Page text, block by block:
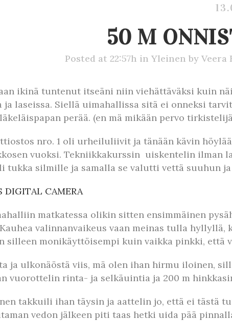
50 M
Posted at 22:57h in Yleinen by Veera
ikinä tuntenut itseäni niin viehättäväksi kuin
ja laseissa. Siellä uimahallissa sitä ei onneksi
perää. (en mä mikään pervo
nro. 1 oli urheiluliivit ja tänään kävin
vuoksi. Tekniikkakurssin uiskentelin ilman
tukka silmille ja samalla se valutti vettä suuhun
matkatessa olikin sitten ensimmäinen
valinnanvaikeus vaan meinas tulla
silleen monikäyttöisempi kuin vaikka pinkki, että
ja ulkonäöstä viis, mä olen ihan hirmu iloinen,
vuorottelin rinta- ja selkäuintia ja 200 m
takkuili ihan täysin ja aattelin jo, että ei tästä
vedon jälkeen piti taas hetki uida pää